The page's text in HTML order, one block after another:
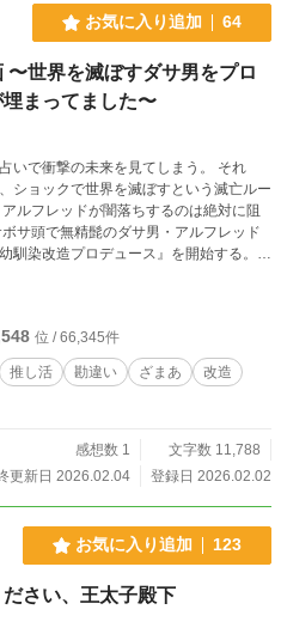
お気に入り追加 64
〜世界を滅ぼすダサ男をプロ
まってました〜
いで衝撃の未来を見てしまう。 それ
ショックで世界を滅ぼすという滅亡ルー
馴染改造プロデュース』を開始する。
合う服を選び、手作り弁当で胃袋を掴
見つけてもらうため……だったのに。
をくれるって」 騎士交流試合
た「とんでもない罠」とは！？ 天然プ
最強騎士の、勘違いから始まる逆転溺愛
位 / 66,345件
推し活 勘違い ざまあ
改造
感想数 1
文字数 11,788
更新日 2026.02.04
登録日 2026.02.02
お気に入り追加 123
さい、王太子殿下